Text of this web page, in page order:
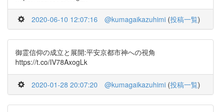
2020-06-10 12:07:16 @kumagaikazuhimi (投稿一覧)
御霊信仰の成立と展開:平安京都市神への視角
https://t.co/IV78AxogLk
2020-01-28 20:07:20 @kumagaikazuhimi (投稿一覧)